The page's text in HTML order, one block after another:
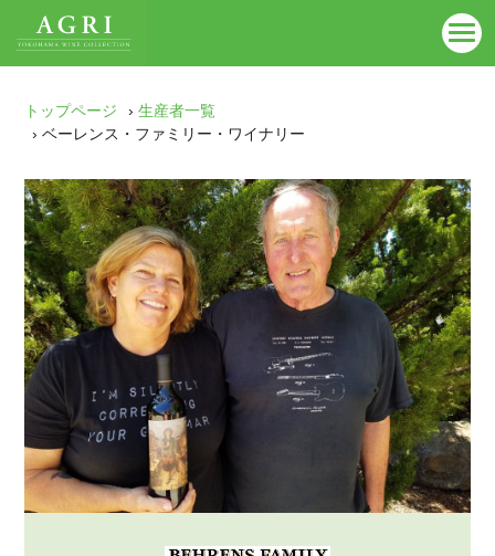
トップページ ›生産者一覧
› ベーレンス・ファミリー・ワイナリー